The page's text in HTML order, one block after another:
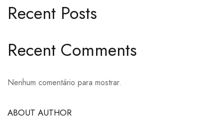
Recent Posts
Recent Comments
Nenhum comentário para mostrar.
ABOUT AUTHOR